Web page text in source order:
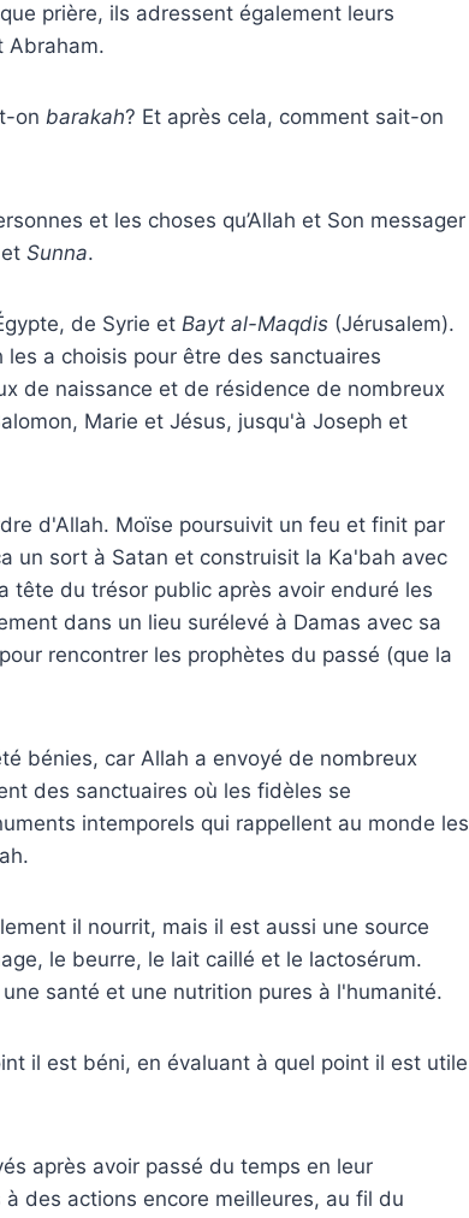
prière, ils adressent également leurs
Abraham.
on barakah? Et après cela, comment sait-on
et les choses qu’Allah et Son messager
Sunna.
de Syrie et Bayt al-Maqdis (Jérusalem).
a choisis pour être des sanctuaires
de naissance et de résidence de nombreux
Marie et Jésus, jusqu'à Joseph et
d'Allah. Moïse poursuivit un feu et finit par
un sort à Satan et construisit la Ka'bah avec
tête du trésor public après avoir enduré les
dans un lieu surélevé à Damas avec sa
rencontrer les prophètes du passé (que la
bénies, car Allah a envoyé de nombreux
des sanctuaires où les fidèles se
intemporels qui rappellent au monde les
il nourrit, mais il est aussi une source
le beurre, le lait caillé et le lactosérum.
santé et une nutrition pures à l'humanité.
il est béni, en évaluant à quel point il est utile
après avoir passé du temps en leur
des actions encore meilleures, au fil du